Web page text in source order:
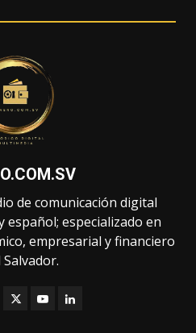
de comunicación digital
español; especializado en
empresarial y financiero
Salvador.